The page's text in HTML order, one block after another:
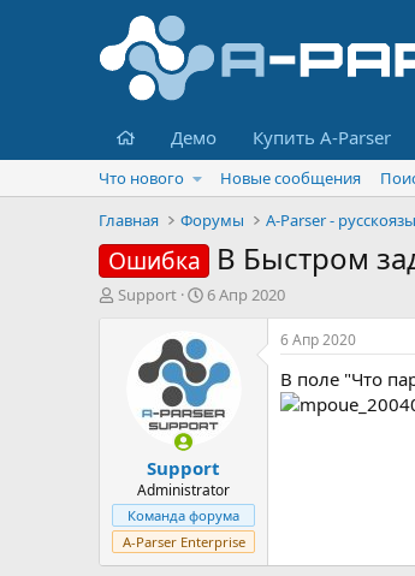
Главная
Демо Купить A-Parser
Что нового Новые сообщения
Главная
Форумы A-Parser -
Ошибка В Быстром
А
Support
Д
а
н
а
ч
л
а
6 Апр 2020
Support
Administrator
Команда форума
A-Parser Enterprise
6 Апр 2020
В поле "Что